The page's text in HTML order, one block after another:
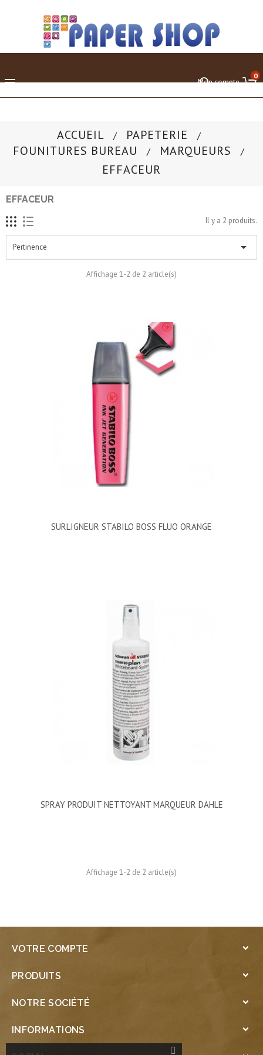
 0
Mon compte
ACCUEIL
PAPETERIE
FOUNITURES BUREAU
MARQUEURS
EFFACEUR
EFFACEUR
Il y a 2 produits.
Pertinence 
Affichage 1-2 de 2 article(s)
SURLIGNEUR STABILO BOSS FLUO ORANGE
SPRAY PRODUIT NETTOYANT MARQUEUR DAHLE
Affichage 1-2 de 2 article(s)
VOTRE COMPTE 
PRODUITS 
NOTRE SOCIÉTÉ 
INFORMATIONS 